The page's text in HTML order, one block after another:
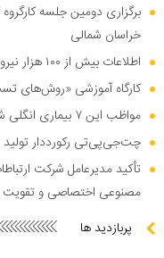
برگزاری دومین جلسه
خراسان شمالی
اطلاعات بیش از ۱۰۰ هزار نیروی پلیس و کارمند امنیتی بریتانیا هک شد
کارگاه آموزشی «روش‌های
مواظب این ۷ بیماری انگلی شایع در تابستان باشید
چت‌جی‌پی‌تی رکورددار تولید
تأکید مدیرعامل شرکت
مصنوعی اختصاصی و تقویت
پربازدید ها